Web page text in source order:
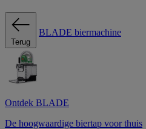
Terug
BLADE biermachine
Ontdek BLADE
De hoogwaardige biertap voor thuis